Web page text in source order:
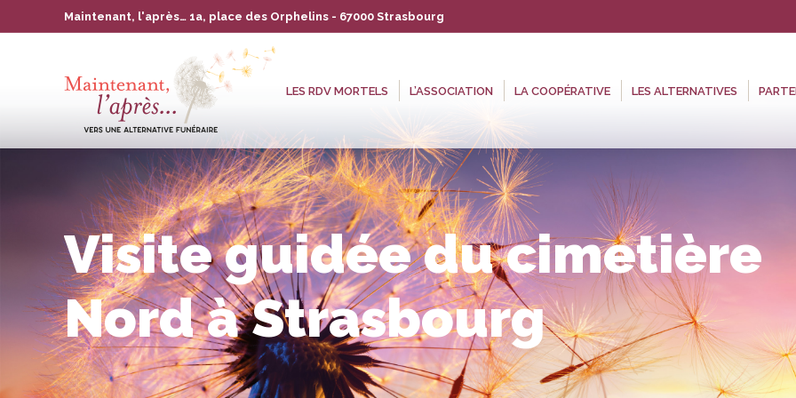
Maintenant, l'après… 1a, place des Orphelins - 67000 Strasbourg
LES RDV MORTELS L’ASSOCIATION LA COOPÉRATIVE LES ALTERNATIVES
Visite guidée du cimetière
Nord à Strasbourg
LES RDV MORTELS L’ASSOCIATION LA COOPÉRATIVE LES ALTERNATIVES PARTENAIRES AGENDA